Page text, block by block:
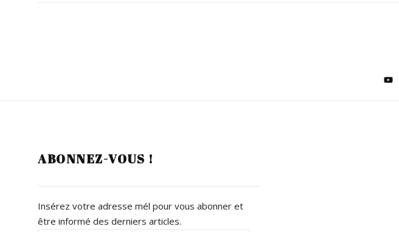
ABONNEZ-VOUS !
Insérez votre adresse mél pour vous abonner et
être informé des derniers articles.